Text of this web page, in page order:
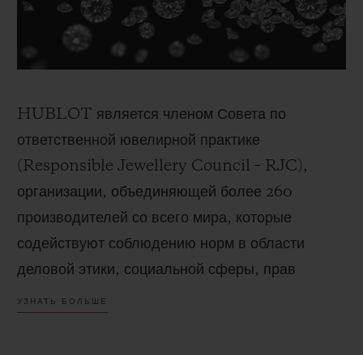
HUBLOT является членом Совета по
ответственной ювелирной практике
(Responsible Jewellery Council – RJC),
организации, объединяющей более 260
производителей со всего мира, которые
содействуют соблюдению норм в области
деловой этики, социальной сферы, прав
человека и ответственного
УЗНАТЬ БОЛЬШЕ
ПОДАРОЧНЫЙ ЧЕХОЛ